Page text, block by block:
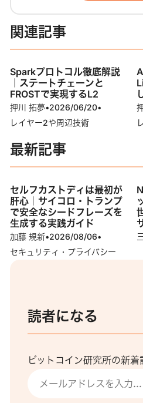
関連記事
Sparkプロトコル徹底解説
｜ステートチェーンと
FROSTで実現するL2
押川 拓夢•2026/06/20•
レイヤー2や周辺技術
最新記事
セルフカストディは最初が
肝心｜サイコロ・トランプ
で安全なシードフレーズを
生成する実践ガイド
加藤 規新•2026/08/06•
セキュリティ・プライバシー
読者になる
ビットコイン研究所の新着